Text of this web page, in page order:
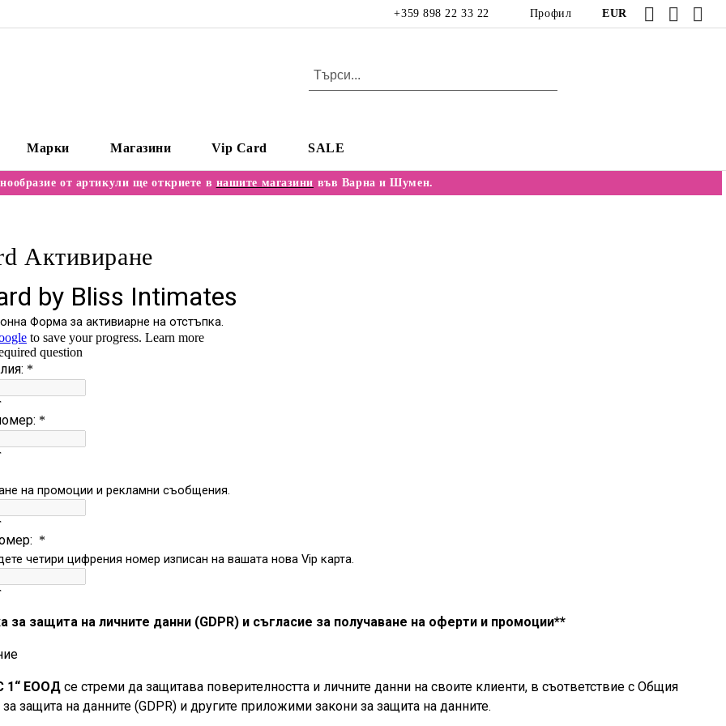
Профил
+359 898 22 33 22 EUR
Марки Магазини Vip Card SALE
от артикули ще откриете в нашите магазини във Варна и Шумен.
Активиране